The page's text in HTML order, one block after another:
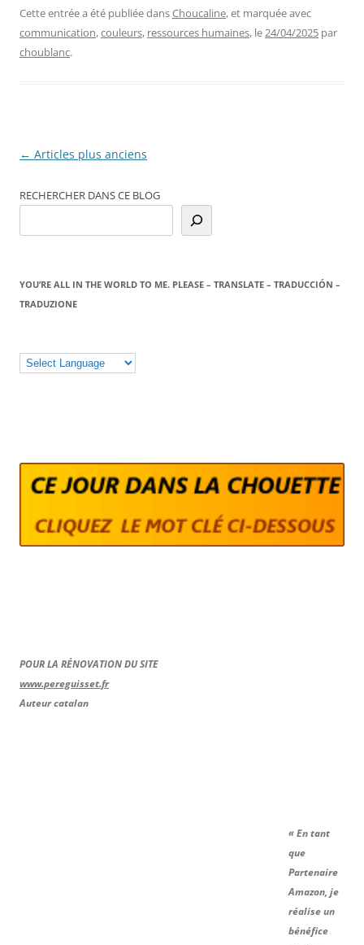
Cette entrée a été publiée dansChoucaline, et marquée avec
communication,couleurs, ressources humaines, le24/04/2025 par
choublanc.
Navigation
articles
← Articles plus anciens
RECHERCHER DANS CE BLOG
YOU’RE ALL IN THE WORLD TO ME. PLEASE – TRANSLATE – TRADUCCIÓN –
TRADUZIONE
POUR LA RÉNOVATION DU SITE
www.pereguisset.fr
Auteur catalan
« En tant
que
Partenaire
Amazon, je
réalise un
bénéfice